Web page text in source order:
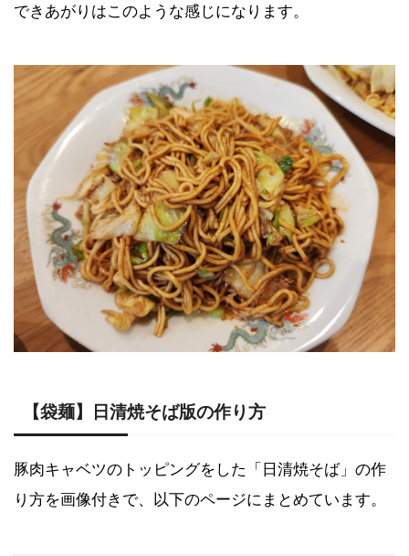
できあがりはこのような感じになります。
【袋麺】日清焼そば版の作り方
豚肉キャベツのトッピングをした「日清焼そば」の作
り方を画像付きで、以下のページにまとめています。